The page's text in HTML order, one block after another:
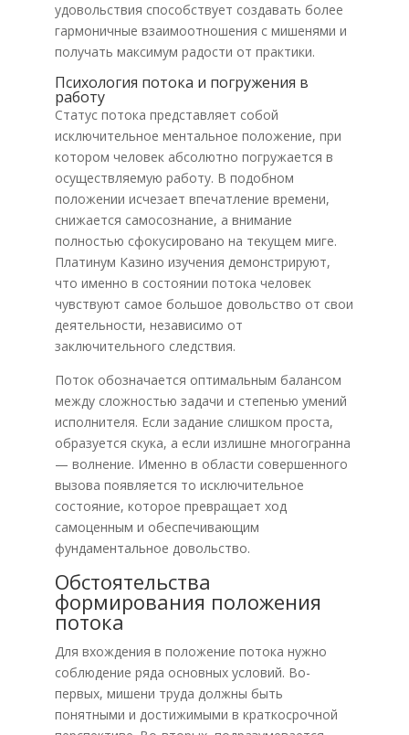
удовольствия способствует создавать более
гармоничные взаимоотношения с мишенями и
получать максимум радости от практики.
Психология потока и погружения в
работу
Статус потока представляет собой
исключительное ментальное положение, при
котором человек абсолютно погружается в
осуществляемую работу. В подобном
положении исчезает впечатление времени,
снижается самосознание, а внимание
полностью сфокусировано на текущем миге.
Платинум Казино изучения демонстрируют,
что именно в состоянии потока человек
чувствуют самое большое довольство от свои
деятельности, независимо от
заключительного следствия.
Поток обозначается оптимальным балансом
между сложностью задачи и степенью умений
исполнителя. Если задание слишком проста,
образуется скука, а если излишне многогранна
— волнение. Именно в области совершенного
вызова появляется то исключительное
состояние, которое превращает ход
самоценным и обеспечивающим
фундаментальное довольство.
Обстоятельства
формирования положения
потока
Для вхождения в положение потока нужно
соблюдение ряда основных условий. Во-
первых, мишени труда должны быть
понятными и достижимыми в краткосрочной